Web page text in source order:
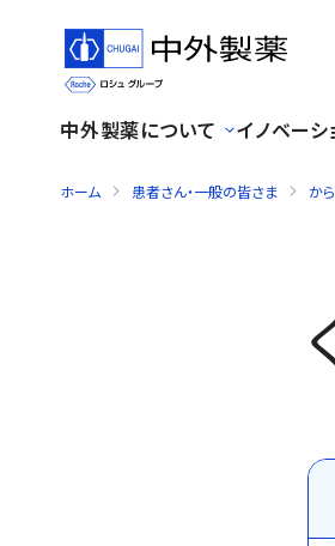
中外製薬について イノベーシ
ホーム 患者さん・一般の皆さま か